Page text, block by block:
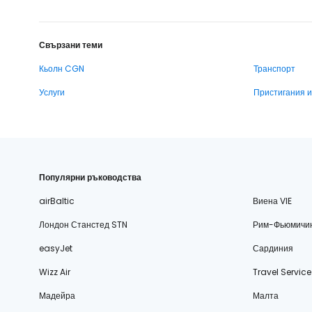
Свързани теми
Кьолн CGN
Транспорт
Услуги
Пристигания
Популярни ръководства
airBaltic
Виена VIE
Лондон Станстед STN
Рим-
easyJet
Сардиния
Wizz Air
Travel Service
Мадейра
Малта